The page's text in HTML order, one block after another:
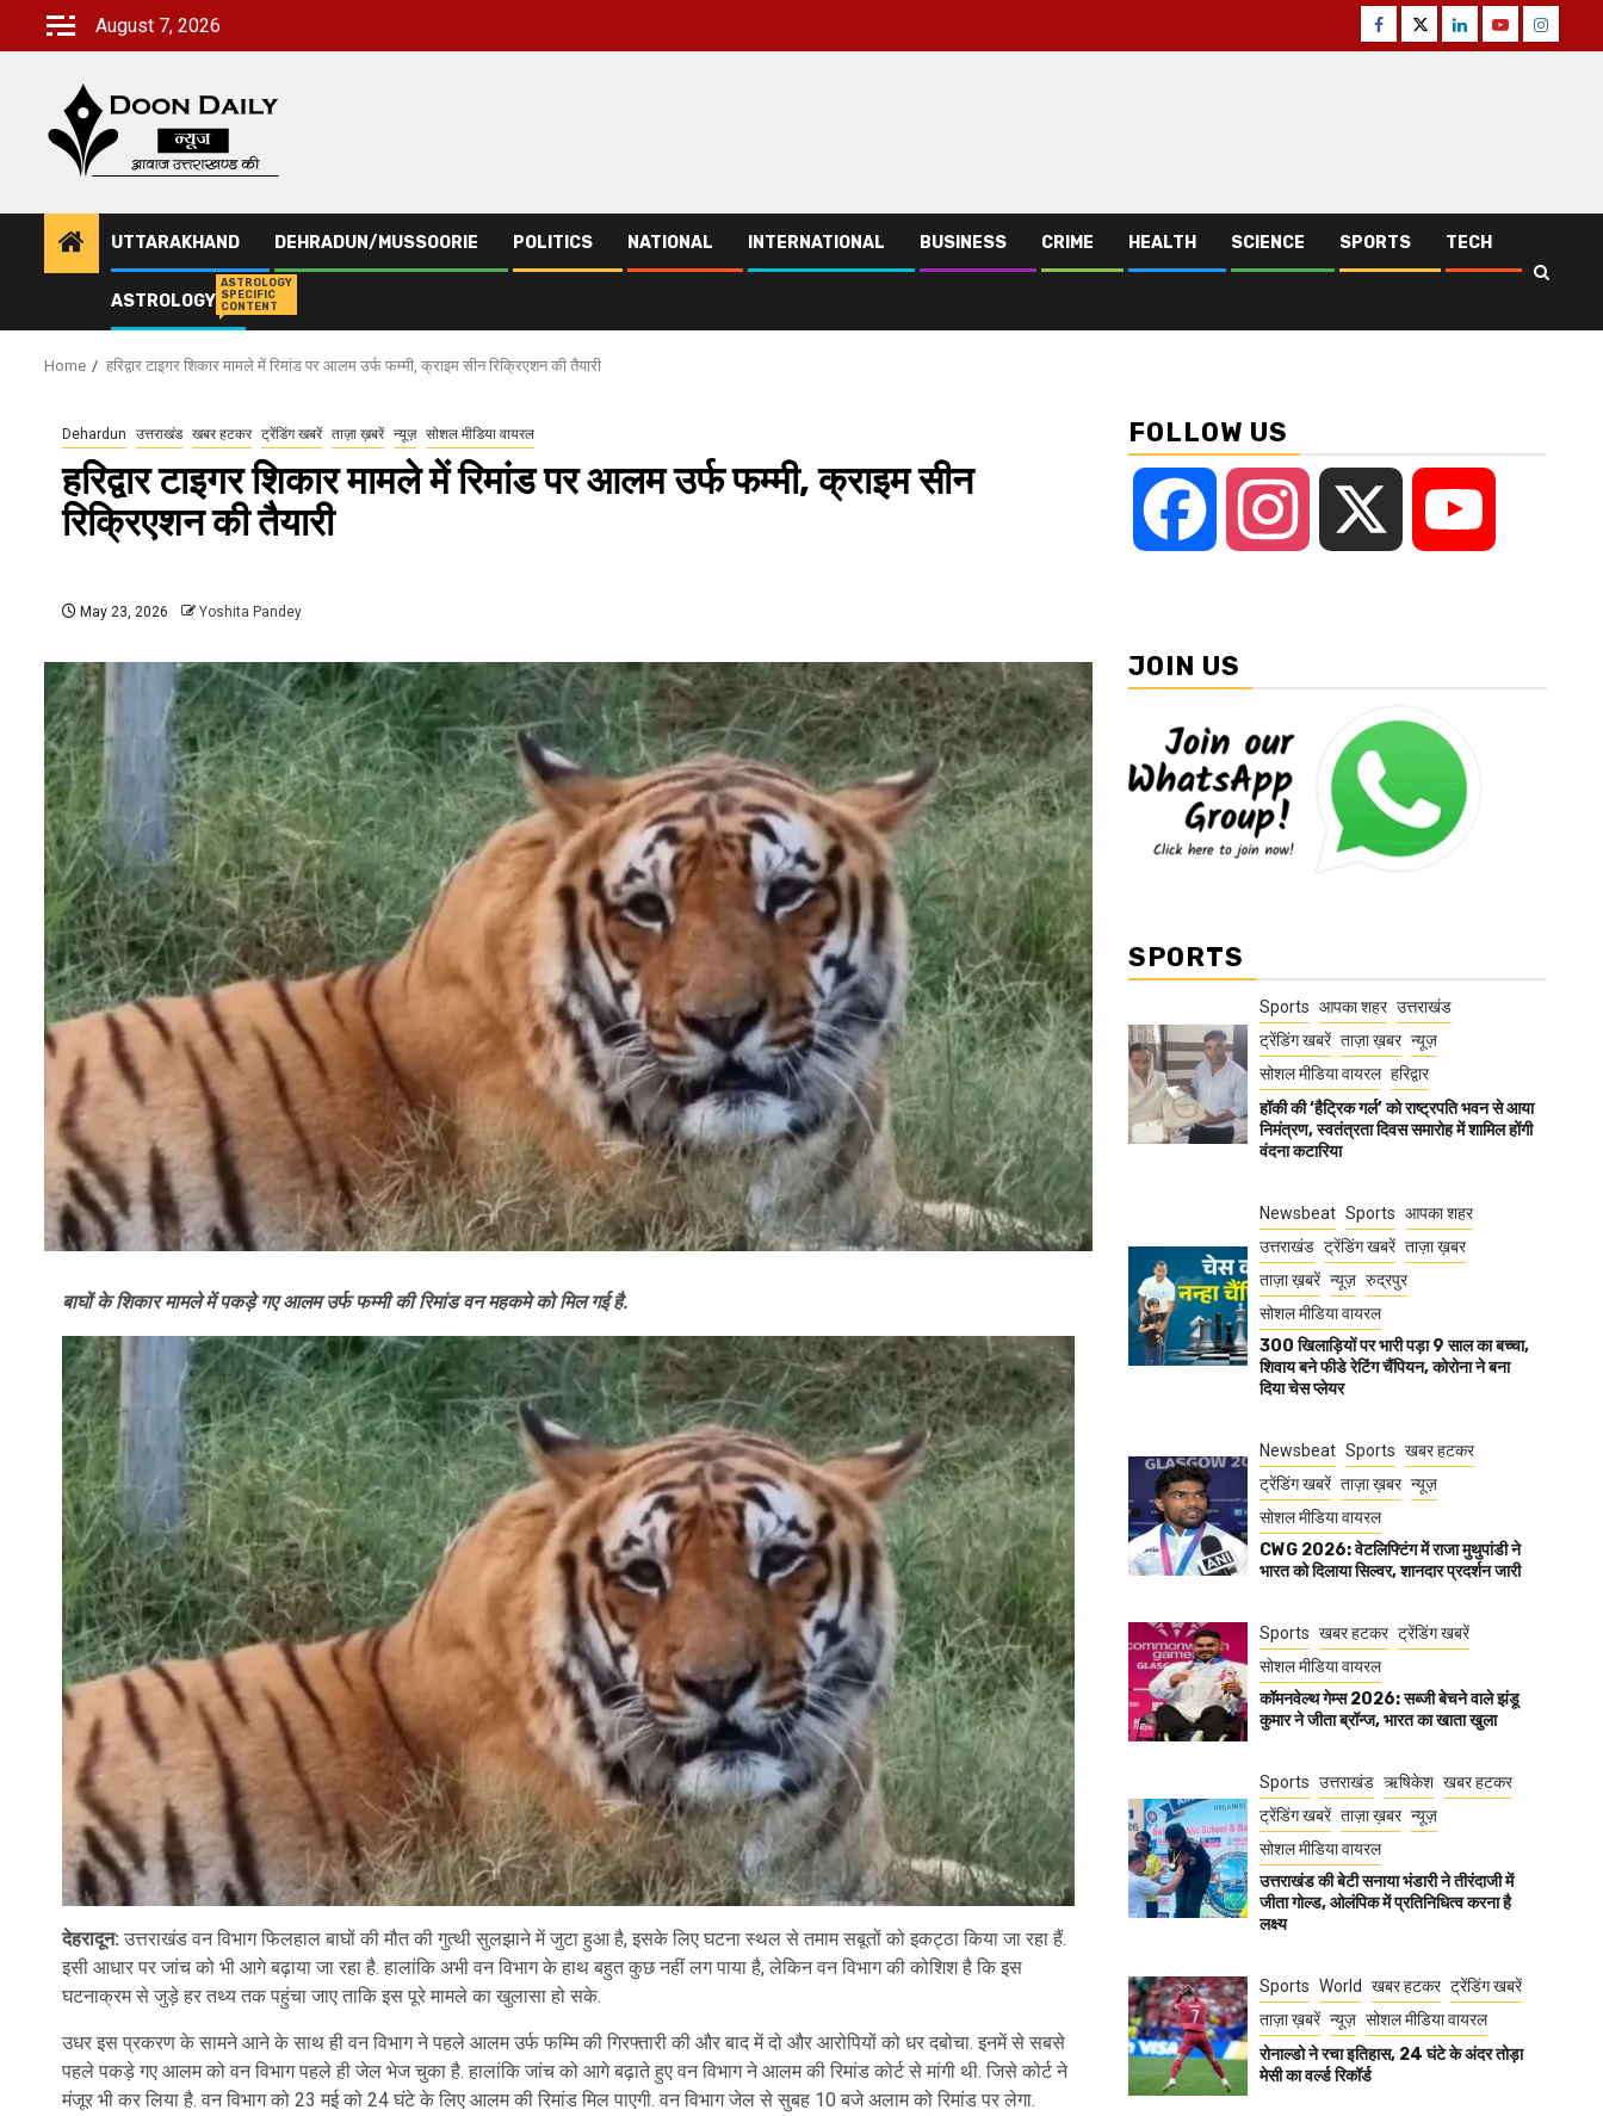
August 7, 2026 Facebook
TwitterLinkedinYoutube
UTTARAKHAND DEHRADUN/MUSSOORIE POLITICS NATIONAL INTERNATIONAL BUSINESS CRIME HEALTH SCIENCE SPORTS TECH
ASTROLOGY
ASTROLOGY
SPECIFIC
CONTENT
Home हरिद्वार टाइगर शिकार मामले में रिमांड पर आलम उर्फ फम्मी, क्राइम सीन रिक्रिएशन की तैयारी
Dehardun उत्तराखंड खबर हटकर ट्रेंडिंग खबरें ताज़ा ख़बरें न्यूज़ सोशल मीडिया वायरल
हरिद्वार टाइगर शिकार मामले में रिमांड पर आलम उर्फ फम्मी, क्राइम सीन
रिक्रिएशन की तैयारी
May 23, 2026 Yoshita Pandey
बाघों के शिकार मामले में पकड़े गए आलम उर्फ फम्मी की रिमांड वन महकमे को मिल गई है.
देहरादून: उत्तराखंड वन विभाग फिलहाल बाघों की मौत की गुत्थी सुलझाने में जुटा हुआ है, इसके लिए घटना स्थल से तमाम सबूतों को इकट्ठा किया जा रहा हैं.
इसी आधार पर जांच को भी आगे बढ़ाया जा रहा है. हालांकि अभी वन विभाग के हाथ बहुत कुछ नहीं लग पाया है, लेकिन वन विभाग की कोशिश है कि इस
घटनाक्रम से जुड़े हर तथ्य तक पहुंचा जाए ताकि इस पूरे मामले का खुलासा हो सके.
उधर इस प्रकरण के सामने आने के साथ ही वन विभाग ने पहले आलम उर्फ फम्मि की गिरफ्तारी की और बाद में दो और आरोपियों को धर दबोचा. इनमें से सबसे
पहले पकड़े गए आलम को वन विभाग पहले ही जेल भेज चुका है. हालांकि जांच को आगे बढ़ाते हुए वन विभाग ने आलम की रिमांड कोर्ट से मांगी थी. जिसे कोर्ट ने
मंजूर भी कर लिया है. वन विभाग को 23 मई को 24 घंटे के लिए आलम की रिमांड मिल पाएगी. वन विभाग जेल से सुबह 10 बजे अलाम को रिमांड पर लेगा.
FOLLOW US
Facebook Instagram
JOIN US
SPORTS
Sports आपका शहर उत्तराखंड
ट्रेंडिंग खबरें ताज़ा ख़बर न्यूज़
सोशल मीडिया वायरल हरिद्वार
हॉकी की ‘हैट्रिक गर्ल’ को राष्ट्रपति भवन से आया
निमंत्रण, स्वतंत्रता दिवस समारोह में शामिल होंगी
वंदना कटारिया
Newsbeat Sports आपका शहर
उत्तराखंड ट्रेंडिंग खबरें ताज़ा ख़बर
ताज़ा ख़बरें न्यूज़ रुद्रपुर
सोशल मीडिया वायरल
300 खिलाड़ियों पर भारी पड़ा 9 साल का बच्चा,
शिवाय बने फीडे रेटिंग चैंपियन, कोरोना ने बना
दिया चेस प्लेयर
Newsbeat Sports खबर हटकर
ट्रेंडिंग खबरें ताज़ा ख़बर न्यूज़
सोशल मीडिया वायरल
CWG 2026: वेटलिफ्टिंग में राजा मुथुपांडी ने
भारत को दिलाया सिल्वर, शानदार प्रदर्शन जारी
Sports खबर हटकर ट्रेंडिंग खबरें
सोशल मीडिया वायरल
कॉमनवेल्थ गेम्स 2026: सब्जी बेचने वाले झंडू
कुमार ने जीता ब्रॉन्ज, भारत का खाता खुला
Sports उत्तराखंड ऋषिकेश खबर हटकर
ट्रेंडिंग खबरें ताज़ा ख़बर न्यूज़
सोशल मीडिया वायरल
उत्तराखंड की बेटी सनाया भंडारी ने तीरंदाजी में
जीता गोल्ड, ओलंपिक में प्रतिनिधित्व करना है
लक्ष्य
Sports World खबर हटकर ट्रेंडिंग खबरें
ताज़ा ख़बरें न्यूज़ सोशल मीडिया वायरल
रोनाल्डो ने रचा इतिहास, 24 घंटे के अंदर तोड़ा
मेसी का वर्ल्ड रिकॉर्ड